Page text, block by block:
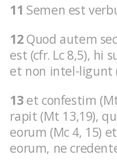
11 Semen est
12Quod autem
est (cfr. Lc 8,5), hi
et non intel-ligunt
13et confestim
rapit (Mt 13,19),
eorum (Mc 4, 15)
eorum, ne